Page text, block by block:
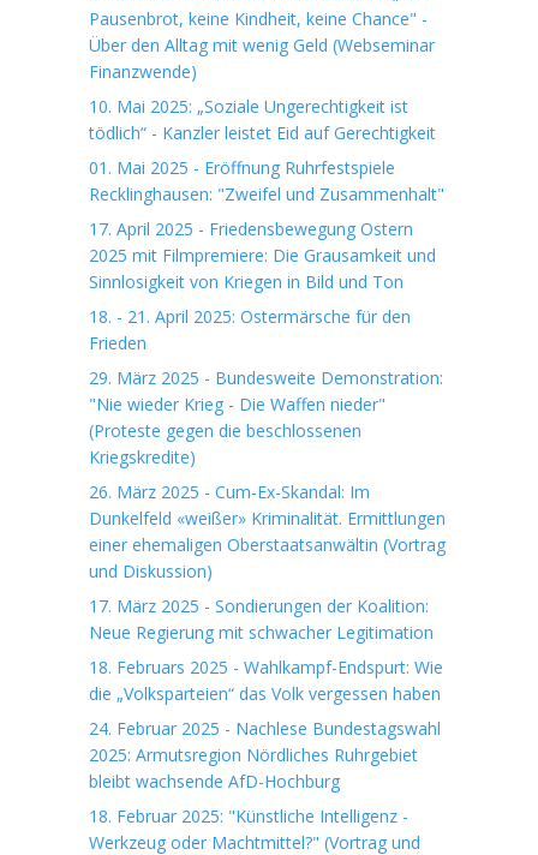
Pausenbrot, keine Kindheit, keine Chance" -
Über den Alltag mit wenig Geld (Webseminar
Finanzwende)
10. Mai 2025: „Soziale Ungerechtigkeit ist
tödlich“ - Kanzler leistet Eid auf Gerechtigkeit
01. Mai 2025 - Eröffnung Ruhrfestspiele
Recklinghausen: "Zweifel und Zusammenhalt"
17. April 2025 - Friedensbewegung Ostern
2025 mit Filmpremiere: Die Grausamkeit und
Sinnlosigkeit von Kriegen in Bild und Ton
18. - 21. April 2025: Ostermärsche für den
Frieden
29. März 2025 - Bundesweite Demonstration:
"Nie wieder Krieg - Die Waffen nieder"
(Proteste gegen die beschlossenen
Kriegskredite)
26. März 2025 - Cum-Ex-Skandal: Im
Dunkelfeld «weißer» Kriminalität. Ermittlungen
einer ehemaligen Oberstaatsanwältin (Vortrag
und Diskussion)
17. März 2025 - Sondierungen der Koalition:
Neue Regierung mit schwacher Legitimation
18. Februars 2025 - Wahlkampf-Endspurt: Wie
die „Volksparteien“ das Volk vergessen haben
24. Februar 2025 - Nachlese Bundestagswahl
2025: Armutsregion Nördliches Ruhrgebiet
bleibt wachsende AfD-Hochburg
18. Februar 2025: "Künstliche Intelligenz -
Werkzeug oder Machtmittel?" (Vortrag und